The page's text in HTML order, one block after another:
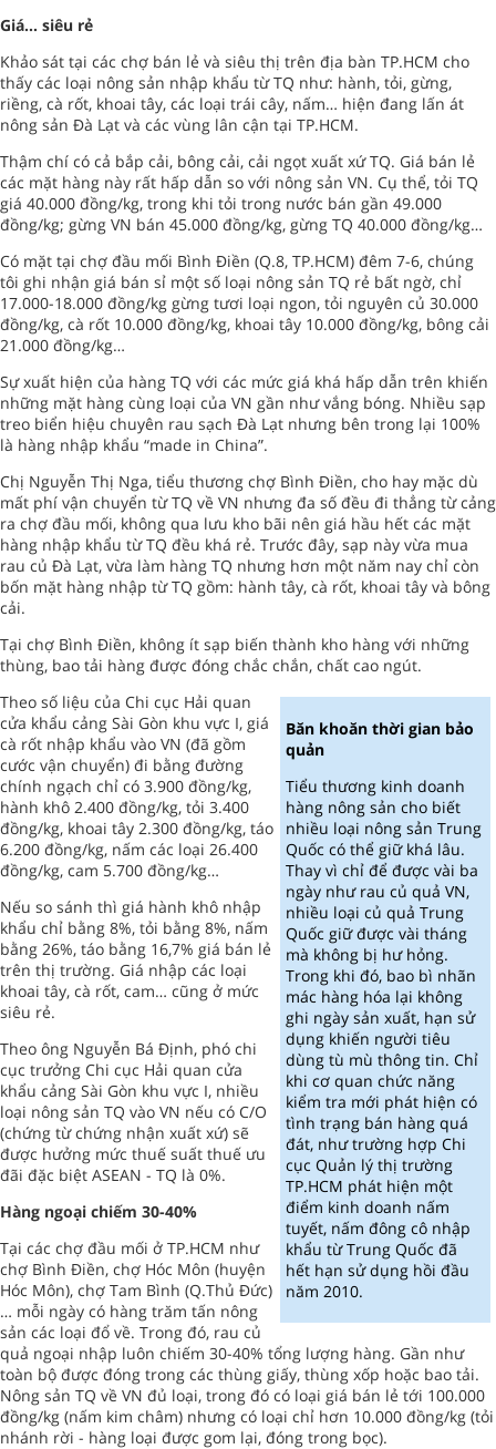
Giá… siêu rẻ
Khảo sát tại các chợ bán lẻ và siêu thị trên địa bàn TP.HCM cho
thấy các loại nông sản nhập khẩu từ TQ như: hành, tỏi, gừng,
riềng, cà rốt, khoai tây, các loại trái cây, nấm… hiện đang lấn át
nông sản Đà Lạt và các vùng lân cận tại TP.HCM.
Thậm chí có cả bắp cải, bông cải, cải ngọt xuất xứ TQ. Giá bán lẻ
các mặt hàng này rất hấp dẫn so với nông sản VN. Cụ thể, tỏi TQ
giá 40.000 đồng/kg, trong khi tỏi trong nước bán gần 49.000
đồng/kg; gừng VN bán 45.000 đồng/kg, gừng TQ 40.000 đồng/kg…
Có mặt tại chợ đầu mối Bình Điền (Q.8, TP.HCM) đêm 7-6, chúng
tôi ghi nhận giá bán sỉ một số loại nông sản TQ rẻ bất ngờ, chỉ
17.000-18.000 đồng/kg gừng tươi loại ngon, tỏi nguyên củ 30.000
đồng/kg, cà rốt 10.000 đồng/kg, khoai tây 10.000 đồng/kg, bông cải
21.000 đồng/kg…
Sự xuất hiện của hàng TQ với các mức giá khá hấp dẫn trên khiến
những mặt hàng cùng loại của VN gần như vắng bóng. Nhiều sạp
treo biển hiệu chuyên rau sạch Đà Lạt nhưng bên trong lại 100%
là hàng nhập khẩu “made in China”.
Chị Nguyễn Thị Nga, tiểu thương chợ Bình Điền, cho hay mặc dù
mất phí vận chuyển từ TQ về VN nhưng đa số đều đi thẳng từ cảng
ra chợ đầu mối, không qua lưu kho bãi nên giá hầu hết các mặt
hàng nhập khẩu từ TQ đều khá rẻ. Trước đây, sạp này vừa mua
rau củ Đà Lạt, vừa làm hàng TQ nhưng hơn một năm nay chỉ còn
bốn mặt hàng nhập từ TQ gồm: hành tây, cà rốt, khoai tây và bông
cải.
Tại chợ Bình Điền, không ít sạp biến thành kho hàng với những
thùng, bao tải hàng được đóng chắc chắn, chất cao ngút.
Băn khoăn thời gian bảo
quản
Tiểu thương kinh doanh
hàng nông sản cho biết
nhiều loại nông sản Trung
Quốc có thể giữ khá lâu.
Thay vì chỉ để được vài ba
ngày như rau củ quả VN,
nhiều loại củ quả Trung
Quốc giữ được vài tháng
mà không bị hư hỏng.
Trong khi đó, bao bì nhãn
mác hàng hóa lại không
ghi ngày sản xuất, hạn sử
dụng khiến người tiêu
dùng tù mù thông tin. Chỉ
khi cơ quan chức năng
kiểm tra mới phát hiện có
tình trạng bán hàng quá
đát, như trường hợp Chi
cục Quản lý thị trường
TP.HCM phát hiện một
điểm kinh doanh nấm
tuyết, nấm đông cô nhập
khẩu từ Trung Quốc đã
hết hạn sử dụng hồi đầu
năm 2010.
Theo số liệu của Chi cục Hải quan
cửa khẩu cảng Sài Gòn khu vực I, giá
cà rốt nhập khẩu vào VN (đã gồm
cước vận chuyển) đi bằng đường
chính ngạch chỉ có 3.900 đồng/kg,
hành khô 2.400 đồng/kg, tỏi 3.400
đồng/kg, khoai tây 2.300 đồng/kg, táo
6.200 đồng/kg, nấm các loại 26.400
đồng/kg, cam 5.700 đồng/kg…
Nếu so sánh thì giá hành khô nhập
khẩu chỉ bằng 8%, tỏi bằng 8%, nấm
bằng 26%, táo bằng 16,7% giá bán lẻ
trên thị trường. Giá nhập các loại
khoai tây, cà rốt, cam… cũng ở mức
siêu rẻ.
Theo ông Nguyễn Bá Định, phó chi
cục trưởng Chi cục Hải quan cửa
khẩu cảng Sài Gòn khu vực I, nhiều
loại nông sản TQ vào VN nếu có C/O
(chứng từ chứng nhận xuất xứ) sẽ
được hưởng mức thuế suất thuế ưu
đãi đặc biệt ASEAN - TQ là 0%.
Hàng ngoại chiếm 30-40%
Tại các chợ đầu mối ở TP.HCM như
chợ Bình Điền, chợ Hóc Môn (huyện
Hóc Môn), chợ Tam Bình (Q.Thủ Đức)
… mỗi ngày có hàng trăm tấn nông
sản các loại đổ về. Trong đó, rau củ
quả ngoại nhập luôn chiếm 30-40% tổng lượng hàng. Gần như
toàn bộ được đóng trong các thùng giấy, thùng xốp hoặc bao tải.
Nông sản TQ về VN đủ loại, trong đó có loại giá bán lẻ tới 100.000
đồng/kg (nấm kim châm) nhưng có loại chỉ hơn 10.000 đồng/kg (tỏi
nhánh rời - hàng loại được gom lại, đóng trong bọc).